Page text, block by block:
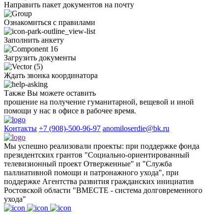
Направить пакет документов на почту
Ознакомиться с правилами
Заполнить анкету
Загрузить документы
Ждать звонка координатора
Также Вы можете оставить
прошение на получение гуманитарной, вещевой и иной
помощи у нас в офисе в рабочее время.
Контакты +7 (908)-500-96-97 anomiloserdie@bk.ru
Мы успешно реализовали проекты: при поддержке фонда
президентских грантов "Социально-ориентированный
телевизионный проект Отверженные" и "Служба
паллиативной помощи и патронажного ухода", при
поддержке Агентства развития гражданских инициатив
Ростовской области "ВМЕСТЕ - система долговременного
ухода"